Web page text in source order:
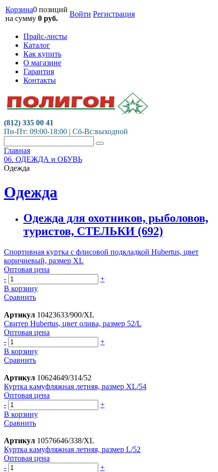
Корзина0 позиций
на сумму 0 руб.
Войти Регистрация
Прайс-листы
Каталог
Как купить
О магазине
Гарантия
Контакты
(812) 335 00 41
Пн-Пт: 09:00-18:00 | Сб-Вс:выходной
Главная
06. ОДЕЖДА и ОБУВЬ
Одежда
Одежда
Одежда для охотников, рыболовов,
туристов, СТЕЛЬКИ (692)
Спортивная куртка с флисовой подкладкой Hubertus, цвет
коричневый, размер XL
Оптовая цена
-
+
В корзину
Сравнить
Артикул 10423633/900/XL
Свитер Hubertus, цвет олива, размер 52/L
Оптовая цена
-
+
В корзину
Сравнить
Артикул 10624649/314/52
Куртка камуфляжная летняя, размер XL/54
Оптовая цена
-
+
В корзину
Сравнить
Артикул 10576646/338/XL
Куртка камуфляжная летняя, размер L/52
Оптовая цена
-
+